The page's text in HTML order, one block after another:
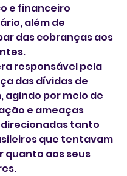
e financeiro
além de
das cobranças aos
responsável pela
das dívidas de
agindo por meio de
e ameaças
tanto
que tentavam
quanto aos seus